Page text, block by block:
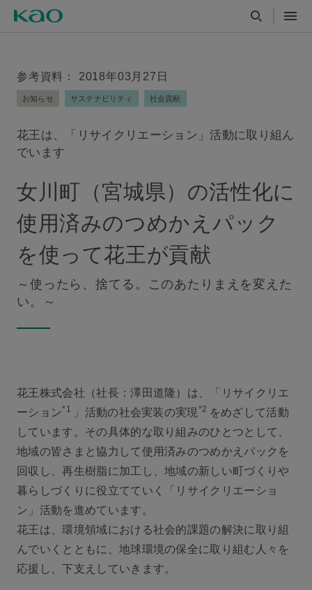
参考資料： 2018年03月27日
お知らせ サステナビリティ 社会貢献
花王は、「リサイクリエーション」活動に取り組ん
でいます
女川町（宮城県）の活性化に
使用済みのつめかえパック
を使って花王が貢献
～使ったら、捨てる。このあたりまえを変えた
い。～
花王株式会社（社長：澤田道隆）は、「リサイクリエ
ーション*1 」活動の社会実装の実現 *2 をめざして活動
しています。その具体的な取り組みのひとつとして、
地域の皆さまと協力して使用済みのつめかえパックを
回収し、再生樹脂に加工し、地域の新しい町づくりや
暮らしづくりに役立てていく「リサイクリエーショ
ン」活動を進めています。
花王は、環境領域における社会的課題の解決に取り組
んでいくとともに、地球環境の保全に取り組む人々を
応援し、下支えしていきます。